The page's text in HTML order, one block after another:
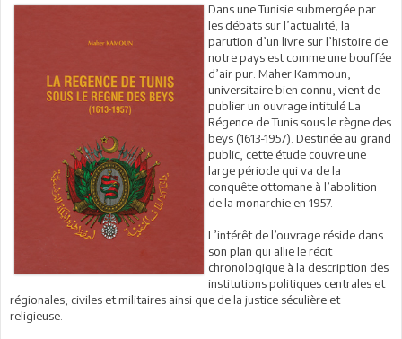
Dans une Tunisie submergée par
les débats sur l’actualité, la
parution d’un livre sur l’histoire de
notre pays est comme une bouffée
d’air pur. Maher Kammoun,
universitaire bien connu, vient de
publier un ouvrage intitulé La
Régence de Tunis sous le règne des
beys (1613-1957). Destinée au grand
public, cette étude couvre une
large période qui va de la
conquête ottomane à l’abolition
de la monarchie en 1957.
L’intérêt de l’ouvrage réside dans
son plan qui allie le récit
chronologique à la description des
institutions politiques centrales et
régionales, civiles et militaires ainsi que de la justice séculière et
religieuse.